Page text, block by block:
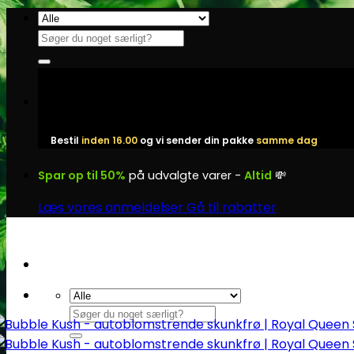
Fortsæt
indhold
Søg
efter:
Bestil inden 16.00 og vi sender din pakke samme dag
Spar op til 50% på udvalgte varer - Altid 💸
Læs vores anmeldelserGå til rabatter
Søg
efter: